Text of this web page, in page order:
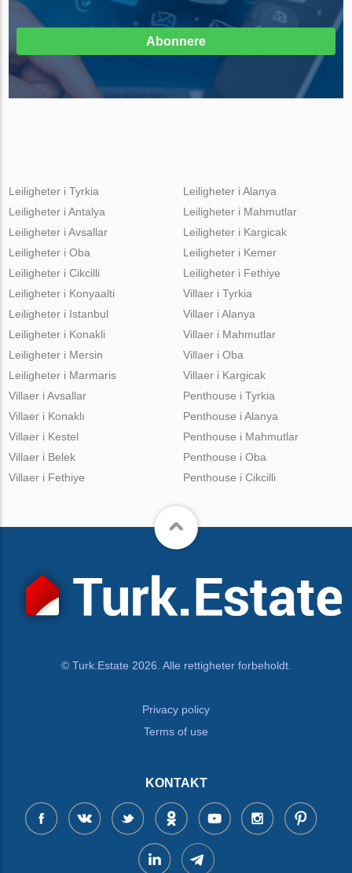
Abonnere
Leiligheter i Tyrkia
Leiligheter i Antalya
Leiligheter i Avsallar
Leiligheter i Oba
Leiligheter i Cikcilli
Leiligheter i Alanya
Leiligheter i Mahmutlar
Leiligheter i Kargicak
Leiligheter i Kemer
Leiligheter i Fethiye
Leiligheter i Konyaalti
Leiligheter i Istanbul
Leiligheter i Konakli
Leiligheter i Mersin
Leiligheter i Marmaris
Villaer i Tyrkia
Villaer i Alanya
Villaer i Mahmutlar
Villaer i Oba
Villaer i Kargicak
Villaer i Avsallar
Villaer i Konaklı
Villaer i Kestel
Villaer i Belek
Villaer i Fethiye
Penthouse i Tyrkia
Penthouse i Alanya
Penthouse i Mahmutlar
Penthouse i Oba
Penthouse i Cikcilli
© Turk.Estate 2026. Alle rettigheter forbeholdt.
Privacy policy
Terms of use
KONTAKT